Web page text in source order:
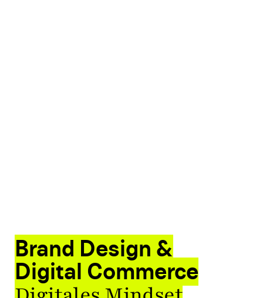
Brand Design &
Digital Commerce